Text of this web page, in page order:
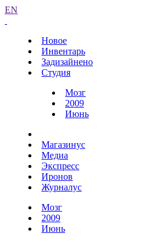
EN
Новое
Инвентарь
Задизайнено
Студия
Мозг
2009
Июнь
Магазинус
Медиа
Экспресс
Иронов
Журналус
Мозг
2009
Июнь